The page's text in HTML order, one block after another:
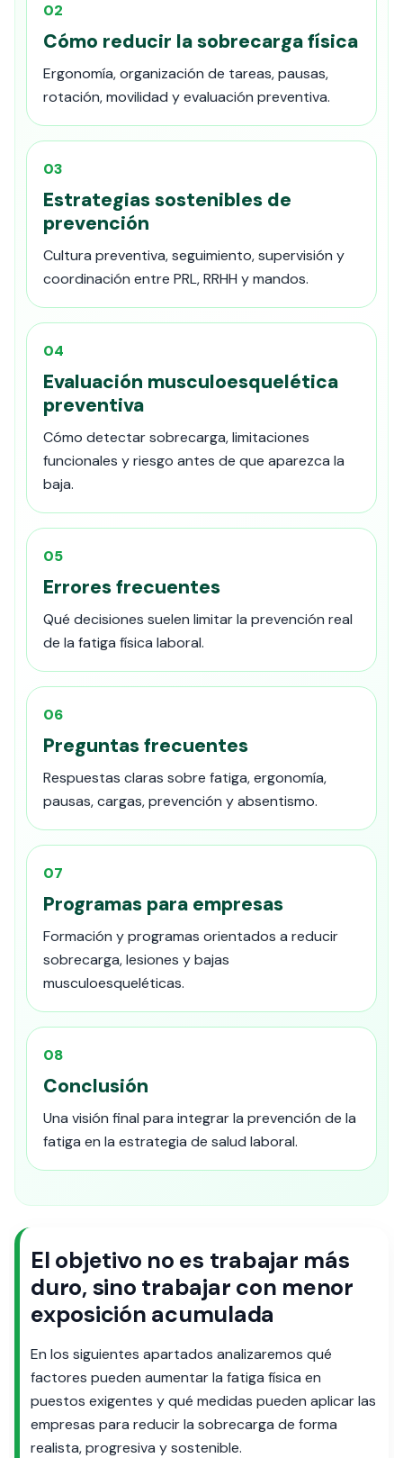
02
Cómo reducir la sobrecarga física
Ergonomía, organización de tareas, pausas,
rotación, movilidad y evaluación preventiva.
03
Estrategias sostenibles de
prevención
Cultura preventiva, seguimiento, supervisión y
coordinación entre PRL, RRHH y mandos.
04
Evaluación musculoesquelética
preventiva
Cómo detectar sobrecarga, limitaciones
funcionales y riesgo antes de que aparezca la
baja.
05
Errores frecuentes
Qué decisiones suelen limitar la prevención real
de la fatiga física laboral.
06
Preguntas frecuentes
Respuestas claras sobre fatiga, ergonomía,
pausas, cargas, prevención y absentismo.
07
Programas para empresas
Formación y programas orientados a reducir
sobrecarga, lesiones y bajas
musculoesqueléticas.
08
Conclusión
Una visión final para integrar la prevención de la
fatiga en la estrategia de salud laboral.
El objetivo no es trabajar más
duro, sino trabajar con menor
exposición acumulada
En los siguientes apartados analizaremos qué
factores pueden aumentar la fatiga física en
puestos exigentes y qué medidas pueden aplicar las
empresas para reducir la sobrecarga de forma
realista, progresiva y sostenible.